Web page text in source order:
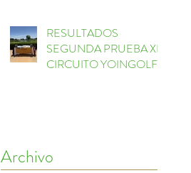
RESULTADOS
SEGUNDA PRUEBA XI
CIRCUITO YOINGOLF
Archivo